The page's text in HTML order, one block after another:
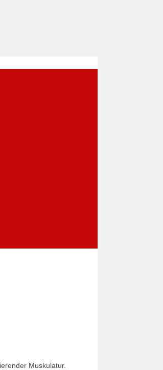
Muskulatur.